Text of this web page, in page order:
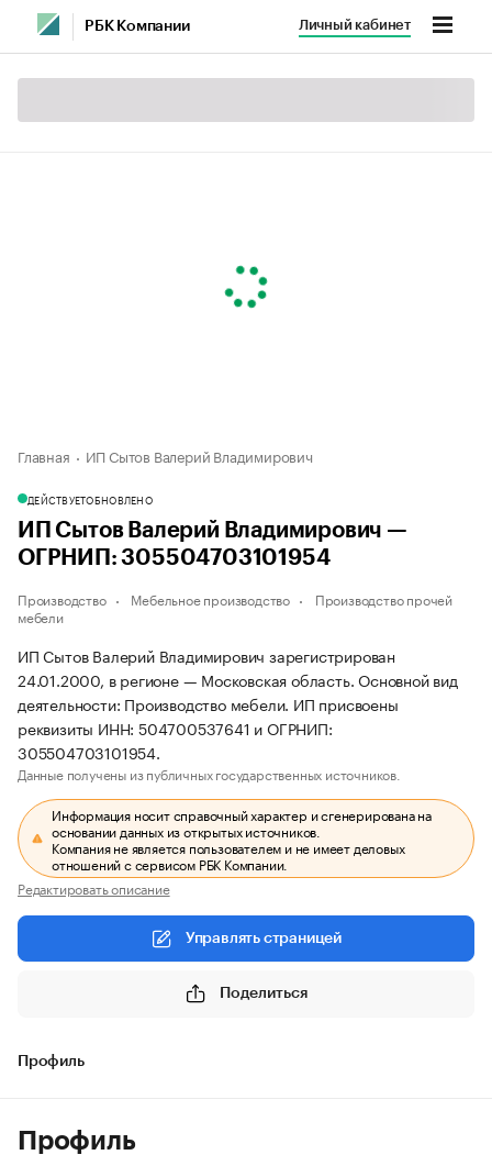
РБК Компании Личный кабинет
Главная ИП Сытов Валерий Владимирович
ДЕЙСТВУЕТОБНОВЛЕНО
ИП Сытов Валерий Владимирович —
ОГРНИП: 305504703101954
Производство Мебельное производство
Производство прочей
мебели
ИП Сытов Валерий Владимирович зарегистрирован
24.01.2000, в регионе — Московская область. Основной вид
деятельности: Производство мебели. ИП присвоены
реквизиты ИНН: 504700537641 и ОГРНИП:
305504703101954.
Данные получены из публичных государственных источников.
Информация носит справочный характер и сгенерирована на
основании данных из открытых источников.
Компания не является пользователем и не имеет деловых
отношений с сервисом РБК Компании.
Редактировать описание
Управлять страницей
Поделиться
Профиль
Профиль